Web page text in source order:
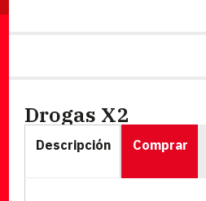
Drogas X2
Descripción Comprar